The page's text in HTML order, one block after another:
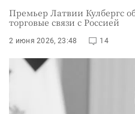
Премьер Латвии Кулбергс
торговые связи с Россией
2 июня 2026, 23:48 14